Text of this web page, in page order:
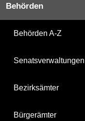
Behörden
Behörden A-Z
Senatsverwaltungen
Bezirksämter
Bürgerämter